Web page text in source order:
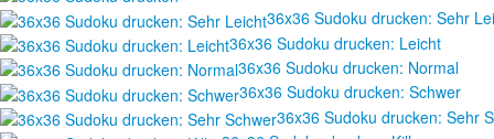
36x36 Sudoku drucken: Sehr
36x36 Sudoku drucken: Leicht
36x36 Sudoku drucken: Normal
36x36 Sudoku drucken: Schwer
36x36 Sudoku drucken: Sehr